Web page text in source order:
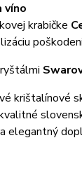
víno
krabičke
krištalínové
elegantný